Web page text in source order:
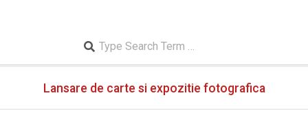
Search
NavigationLansare de carte si expozitie fotografica